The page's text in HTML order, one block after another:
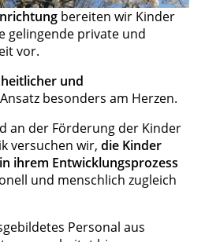
bereiten wir Kinder
gelingende private und
vor.
und
Ansatz besonders am Herzen.
an der Förderung der Kinder
versuchen wir, die Kinder
ihrem Entwicklungsprozess
und menschlich zugleich
Personal aus